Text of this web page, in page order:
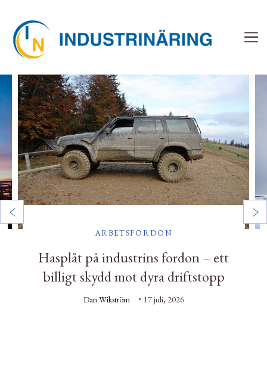
Industrinäring
Tillverkning och serieproduktion
ARBETSFORDON
Hasplåt på industrins fordon – ett
billigt skydd mot dyra driftstopp
Dan Wikström 17 juli, 2026